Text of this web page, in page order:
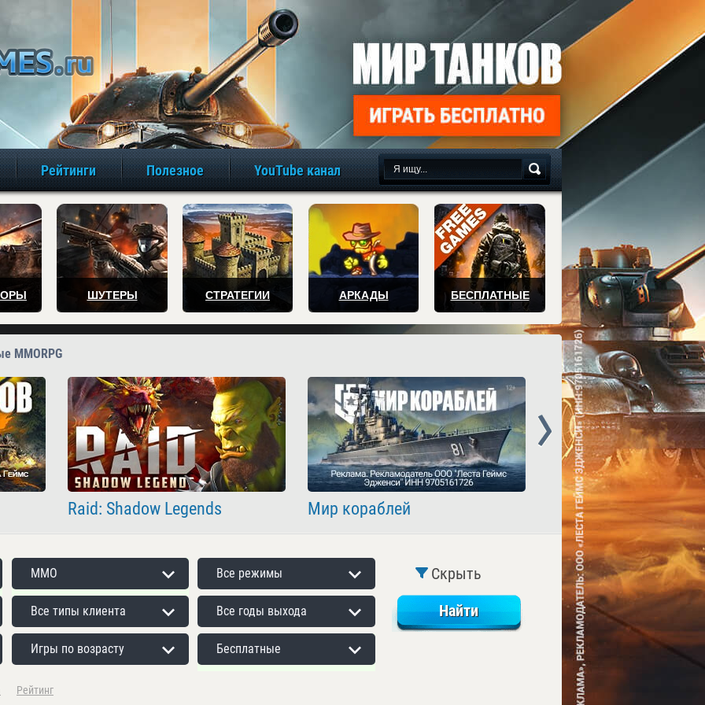
игры онлайн бесплатно
Рейтинги Полезное YouTube канал
ШУТЕРЫ СТРАТЕГИИ АРКАДЫ БЕСПЛАТНЫЕ
MMORPG
Raid: Shadow Legends Мир кораблей Crossout
Next
MMO Все режимы
Все типы клиента Все годы выхода
Игры по возрасту Бесплатные
Скрыть
Рейтинг